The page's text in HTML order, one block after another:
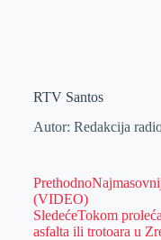
RTV Santos
Autor: Redakcija
Prethodno
(VIDEO)
SledećeTokom
asfalta ili trotoara u